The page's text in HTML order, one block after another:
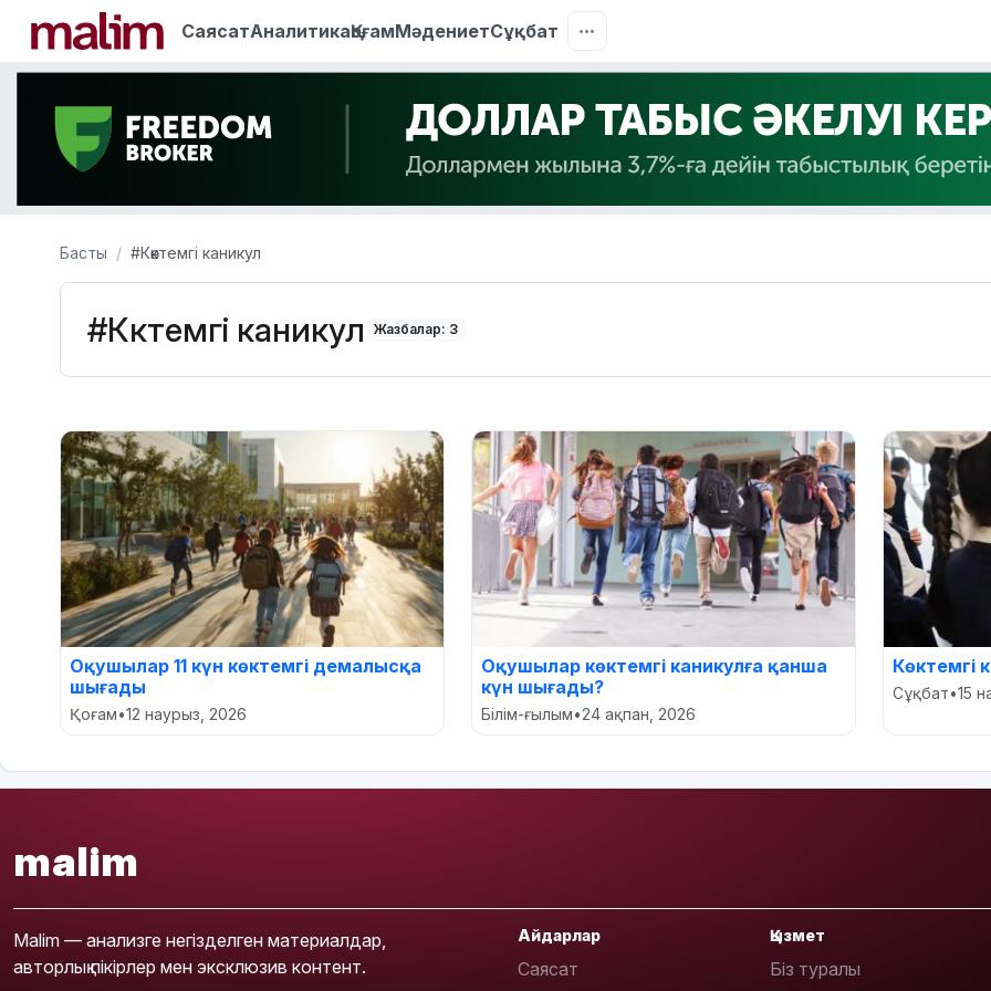
СаясатАналитикаҚоғамМәдениетСұқбат
Басты #Көктемгі каникул
#Көктемгі каникул Жазбалар: 3
Оқушылар 11 күн көктемгі демалысқа
шығады
Қоғам•12 наурыз, 2026
Оқушылар көктемгі каникулға қанша
күн шығады?
Білім-ғылым•24 ақпан, 2026
Көктемгі
Сұқбат•15
malim
Malim — анализге негізделген материалдар,
авторлық пікірлер мен эксклюзив контент.
Айдарлар
Саясат
Қызмет
Біз туралы